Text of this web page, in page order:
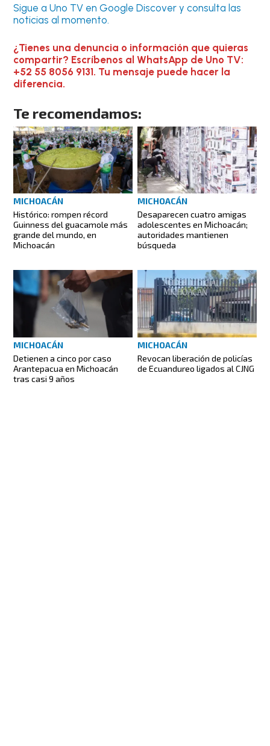
Sigue a Uno TV en Google Discover y consulta las
noticias al momento.
¿Tienes una denuncia o información que quieras
compartir? Escríbenos al WhatsApp de Uno TV:
+52 55 8056 9131. Tu mensaje puede hacer la
diferencia.
Te recomendamos:
MICHOACÁN
Histórico: rompen récord
Guinness del guacamole más
grande del mundo, en
Michoacán
MICHOACÁN
Desaparecen cuatro amigas
adolescentes en Michoacán;
autoridades mantienen
búsqueda
MICHOACÁN
Detienen a cinco por caso
Arantepacua en Michoacán
tras casi 9 años
MICHOACÁN
Revocan liberación de policías
de Ecuandureo ligados al CJNG